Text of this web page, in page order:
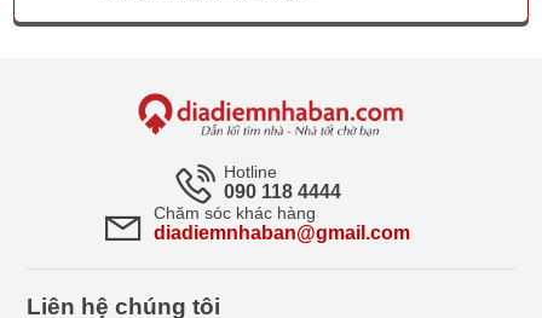
Hotline
090 118 4444
Chăm sóc khác hàng
diadiemnhaban@gmail.com
Liên hệ chúng tôi